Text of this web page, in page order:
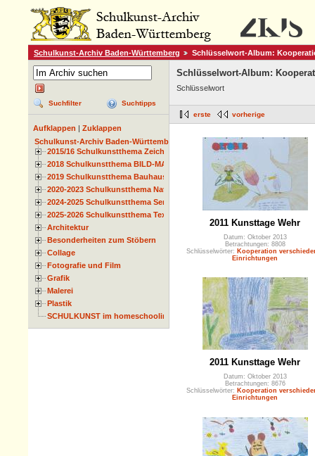
Schulkunst-Archiv Baden-Württemberg Schlüsselwort-Album:
Suchfilter Suchtipps
Aufklappen
Zuklappen
Schulkunst-Archiv Baden-Württemberg
2015/16 Schulkunstthema Zeichnen
2018 Schulkunstthema BILD-MATERIAL-OBJEKT
2019 Schulkunstthema Bauhaus
2020-2023 Schulkunstthema Natur und Zeit
2024-2025 Schulkunstthema Serie
2025-2026 Schulkunstthema Textil
Architektur
Besonderheiten zum Stöbern
Collage
Fotografie und Film
Grafik
Malerei
Plastik
SCHULKUNST im homeschooling
Schlüsselwort-Album:
Schlüsselwort
erste vorherige
2011 Kunsttage Wehr
Datum: Oktober 2013
Betrachtungen: 8808
Schlüsselwörter: Kooperation
Einrichtungen
2011 Kunsttage Wehr
Datum: Oktober 2013
Betrachtungen: 8676
Schlüsselwörter: Kooperation
Einrichtungen